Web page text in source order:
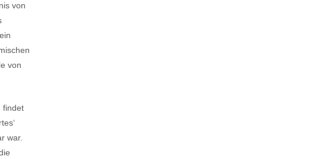
von
von
findet
war.